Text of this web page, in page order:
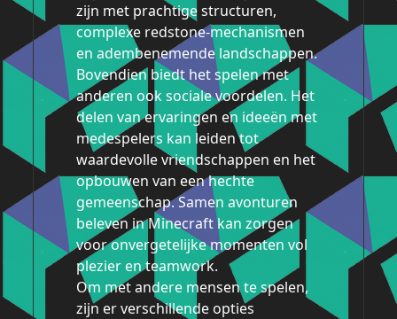
zijn met prachtige structuren,
complexe redstone-mechanismen
en adembenemende landschappen.
Bovendien biedt het spelen met
anderen ook sociale voordelen. Het
delen van ervaringen en ideeën met
medespelers kan leiden tot
waardevolle vriendschappen en het
opbouwen van een hechte
gemeenschap. Samen avonturen
beleven in Minecraft kan zorgen
voor onvergetelijke momenten vol
plezier en teamwork.
Om met andere mensen te spelen,
zijn er verschillende opties